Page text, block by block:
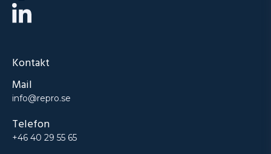
Kontakt
Mail
info@repro.se
Telefon
+46 40 29 55 65